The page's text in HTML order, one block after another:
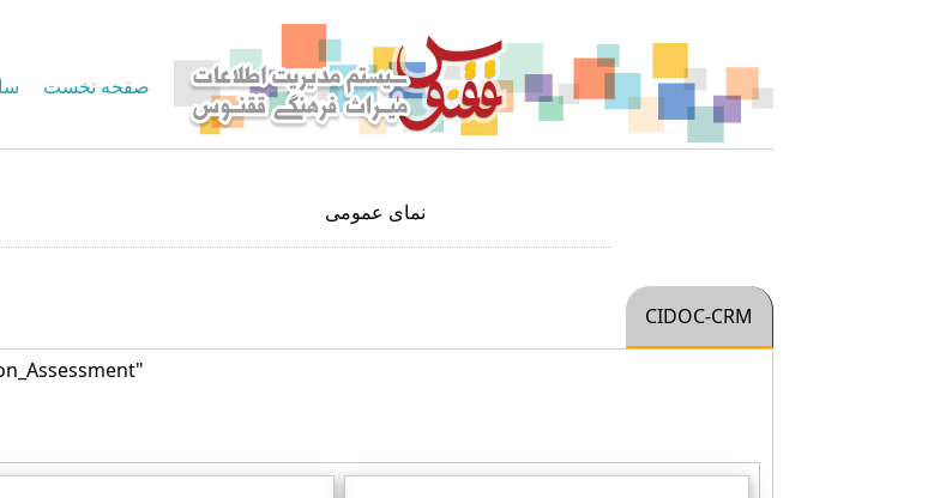
صفحه نخست
نمای عمومی
CIDOC-CRM